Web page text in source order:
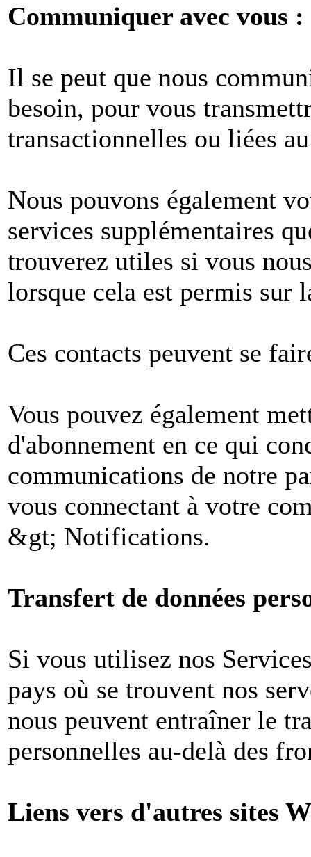
Communiquer avec vous :
Il se peut que nous
besoin, pour vous
transactionnelles ou liées
Nous pouvons également
services supplémentaires
trouverez utiles si vous
lorsque cela est permis sur
Ces contacts peuvent se
Vous pouvez également
d'abonnement en ce qui
communications de notre
vous connectant à votre
&gt; Notifications.
Transfert de données
Si vous utilisez nos
pays où se trouvent nos
nous peuvent entraîner le
personnelles au-delà des
Liens vers d'autres sites